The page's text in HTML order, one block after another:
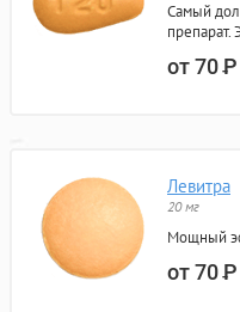
Самый
препарат.
от 70Р
Левитра
20 мг
Мощный
от 70Р